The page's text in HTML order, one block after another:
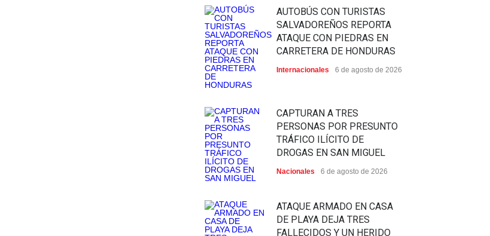
AUTOBÚS CON TURISTAS
SALVADOREÑOS REPORTA
ATAQUE CON PIEDRAS EN
CARRETERA DE HONDURAS
Internacionales 6 de agosto de 2026
CAPTURAN A TRES
PERSONAS POR PRESUNTO
TRÁFICO ILÍCITO DE
DROGAS EN SAN MIGUEL
Nacionales 6 de agosto de 2026
ATAQUE ARMADO EN CASA
DE PLAYA DEJA TRES
FALLECIDOS Y UN HERIDO